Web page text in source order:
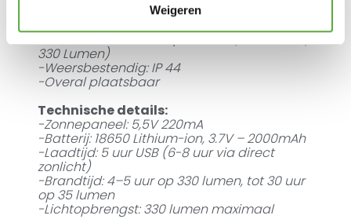
Weigeren
-3 Touch Dim Functie (35 Lumen, 140 Lumen,
330 Lumen)
-Weersbestendig: IP 44
-Overal plaatsbaar
Technische details:
-Zonnepaneel: 5,5V 220mA
-Batterij: 18650 Lithium-ion, 3.7V – 2000mAh
-Laadtijd: 5 uur USB (6-8 uur via direct
zonlicht)
-Brandtijd: 4–5 uur op 330 lumen, tot 30 uur
op 35 lumen
-Lichtopbrengst: 330 lumen maximaal